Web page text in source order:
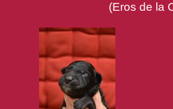
(Eros de la Closerie de